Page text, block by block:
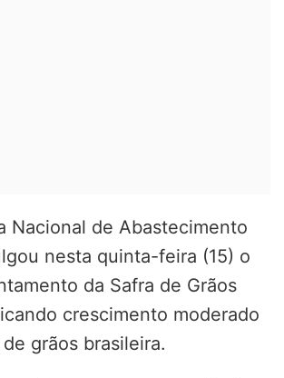
Nacional de Abastecimento
nesta quinta-feira (15) o
da Safra de Grãos
crescimento moderado
grãos brasileira.